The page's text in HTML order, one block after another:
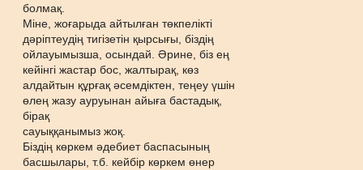
болмақ.
Міне, жоғарыда айтылған төкпелікті
дəріптеудің тигізетін қырсығы, біздің
ойлауымызша, осындай. Əрине, біз ең
кейінгі жастар бос, жалтырақ, көз
алдайтын құрғақ əсемдіктен, теңеу үшін
өлең жазу ауруынан айыға бастадық,
бірақ
сауыққанымыз жоқ.
Біздің көркем əдебиет баспасының
басшылары, т.б. кейбір көркем өнер